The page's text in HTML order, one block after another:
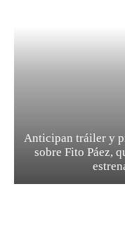
Anticipan tráiler y
sobre Fito Páez,